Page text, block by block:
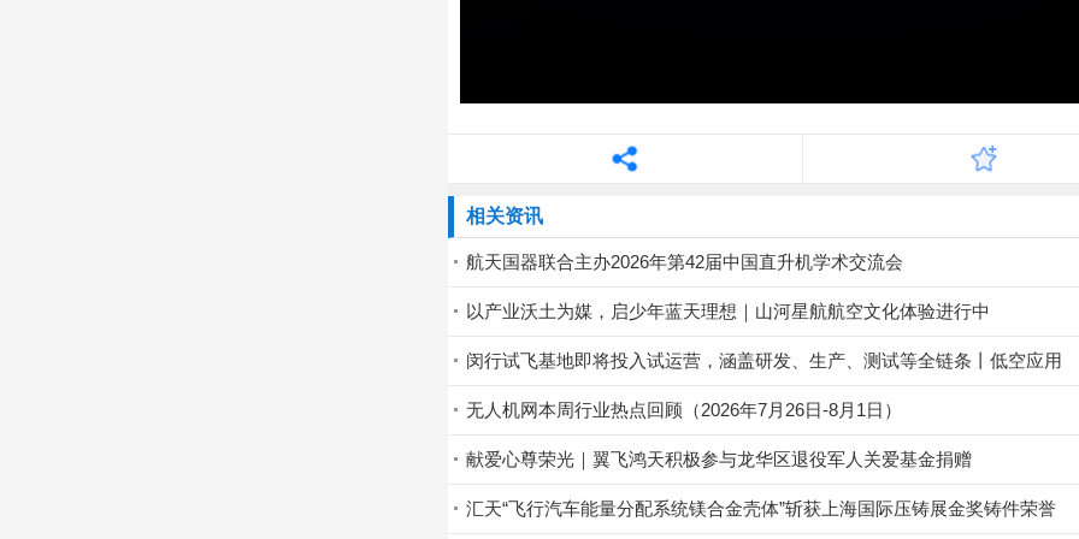
相关资讯
航天国器联合主办2026年第42届中国直升机学术交流会
以产业沃土为媒，启少年蓝天理想｜山河星航航空文化体验进行中
闵行试飞基地即将投入试运营，涵盖研发、生产、测试等全链条丨低空应用
无人机网本周行业热点回顾（2026年7月26日-8月1日）
献爱心尊荣光｜翼飞鸿天积极参与龙华区退役军人关爱基金捐赠
汇天“飞行汽车能量分配系统镁合金壳体”斩获上海国际压铸展金奖铸件荣誉